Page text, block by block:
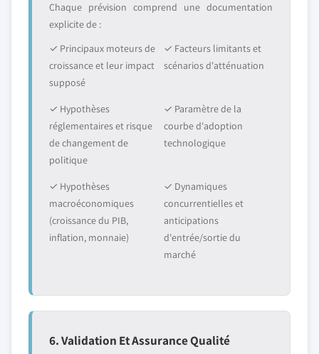
Chaque prévision comprend une documentation
explicite de :
✓ Principaux moteurs de
croissance et leur impact
supposé
✓ Facteurs limitants et
scénarios d'atténuation
✓ Hypothèses
réglementaires et risque
de changement de
politique
✓ Paramètre de la
courbe d'adoption
technologique
✓ Hypothèses
macroéconomiques
(croissance du PIB,
inflation, monnaie)
✓ Dynamiques
concurrentielles et
anticipations
d'entrée/sortie du
marché
6. Validation Et Assurance Qualité